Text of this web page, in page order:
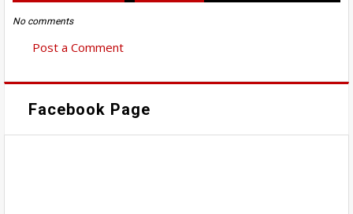
No comments
Post a Comment
Facebook Page